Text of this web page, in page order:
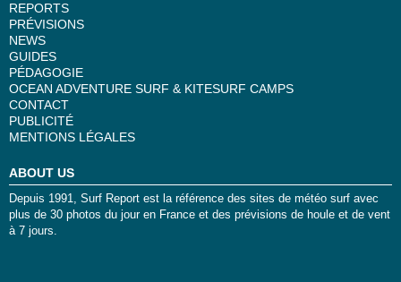
REPORTS
PRÉVISIONS
NEWS
GUIDES
PÉDAGOGIE
OCEAN ADVENTURE SURF & KITESURF CAMPS
CONTACT
PUBLICITÉ
MENTIONS LÉGALES
ABOUT US
Depuis 1991, Surf Report est la référence des sites de météo surf avec
plus de 30 photos du jour en France et des prévisions de houle et de vent
à 7 jours.